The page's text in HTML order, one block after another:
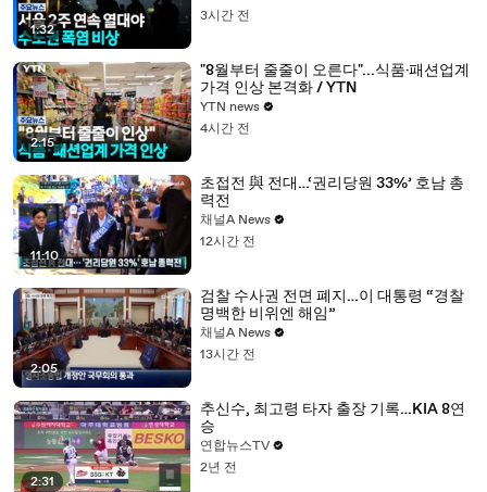
1:32
3시간 전
2:15
"8월부터 줄줄이 오른다"...식품·패션업계
가격 인상 본격화 / YTN
YTN news
4시간 전
11:10
초접전 與 전대…‘권리당원 33%’ 호남 총
력전
채널A News
12시간 전
2:05
검찰 수사권 전면 폐지…이 대통령 “경찰
명백한 비위엔 해임”
채널A News
13시간 전
2:31
추신수, 최고령 타자 출장 기록…KIA 8연
승
연합뉴스TV
2년 전